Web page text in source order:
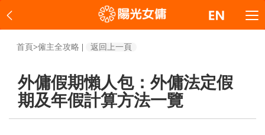
首頁>僱主全攻略 返回上一頁
外傭假期懶人包：外傭法定假
期及年假計算方法一覽